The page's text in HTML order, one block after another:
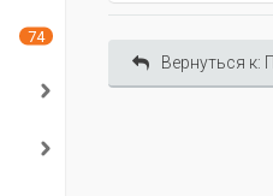
Вернуться к:
74